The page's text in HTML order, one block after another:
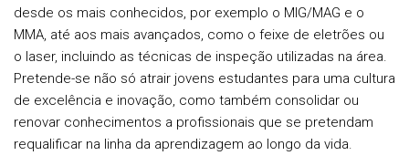
desde os mais conhecidos, por exemplo o MIG/MAG e o
MMA, até aos mais avançados, como o feixe de eletrões ou
o laser, incluindo as técnicas de inspeção utilizadas na área.
Pretende-se não só atrair jovens estudantes para uma cultura
de excelência e inovação, como também consolidar ou
renovar conhecimentos a profissionais que se pretendam
requalificar na linha da aprendizagem ao longo da vida.